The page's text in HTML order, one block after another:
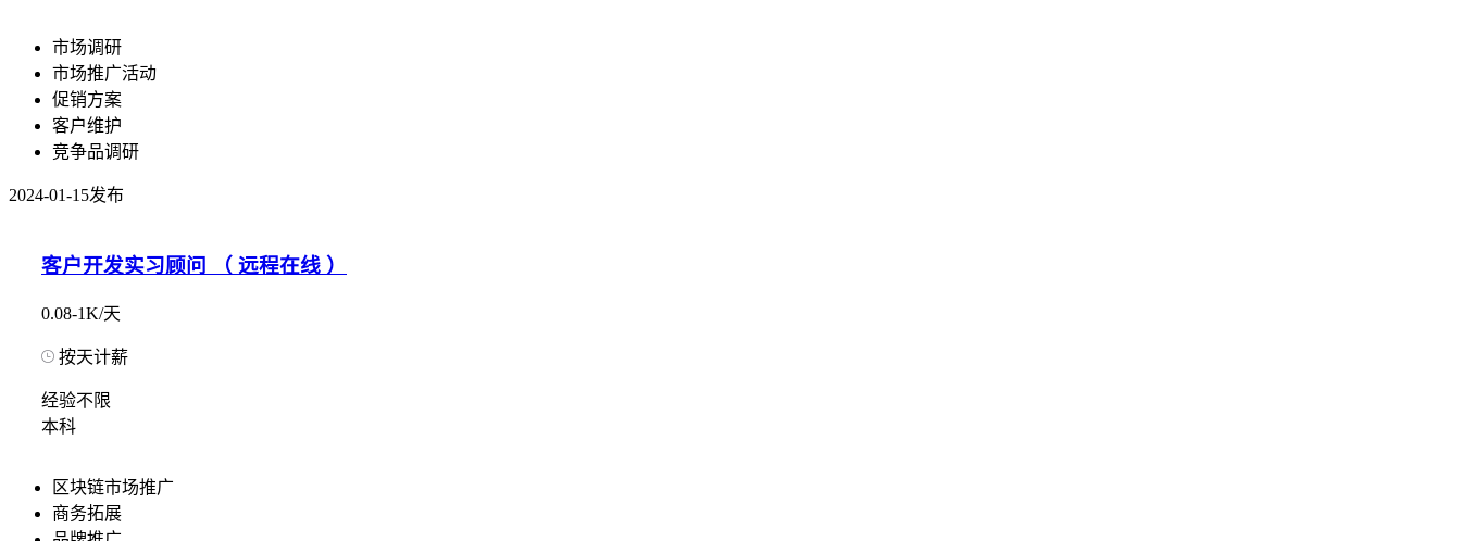
市场调研
市场推广活动
促销方案
客户维护
竞争品调研
2024-01-15发布
客户开发实习顾问 （ 远程在线 ）
0.08-1K/天
按天计薪
经验不限
本科
区块链市场推广
商务拓展